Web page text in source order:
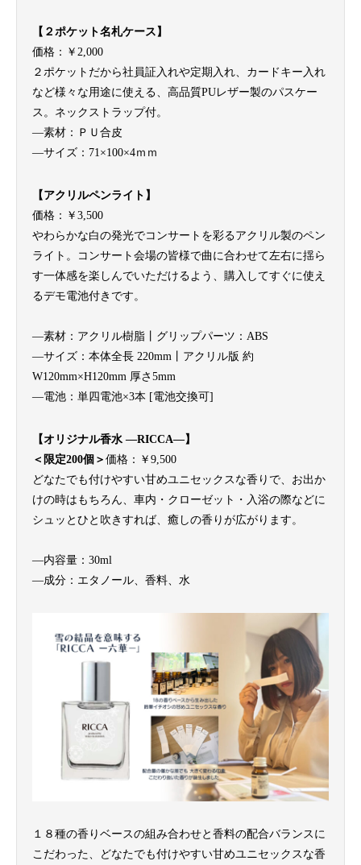
【２ポケット名札ケース】
価格：￥2,000
２ポケットだから社員証入れや定期入れ、カードキー入れ
など様々な用途に使える、高品質PUレザー製のパスケー
ス。ネックストラップ付。
—素材：ＰＵ合皮
—サイズ：71×100×4ｍｍ
【アクリルペンライト】
価格：￥3,500
やわらかな白の発光でコンサートを彩るアクリル製のペン
ライト。コンサート会場の皆様で曲に合わせて左右に揺ら
す一体感を楽しんでいただけるよう、購入してすぐに使え
るデモ電池付きです。
—素材：アクリル樹脂丨グリップパーツ：ABS
—サイズ：本体全長 220mm丨アクリル版 約
W120mm×H120mm 厚さ5mm
—電池：単四電池×3本 [電池交換可]
【オリジナル香水 —RICCA—】
＜限定200個＞ 価格：￥9,500
どなたでも付けやすい甘めユニセックスな香りで、お出か
けの時はもちろん、車内・クローゼット・入浴の際などに
シュッとひと吹きすれば、癒しの香りが広がります。
—内容量：30ml
—成分：エタノール、香料、水
１８種の香りベースの組み合わせと香料の配合バランスに
こだわった、どなたでも付けやすい甘めユニセックスな香